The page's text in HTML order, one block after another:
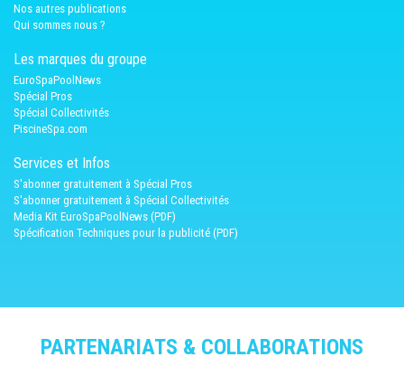
Nos autres publications
Qui sommes nous ?
Les marques du groupe
EuroSpaPoolNews
Spécial Pros
Spécial Collectivités
PiscineSpa.com
Services et Infos
S'abonner gratuitement à Spécial Pros
S'abonner gratuitement à Spécial Collectivités
Media Kit EuroSpaPoolNews (PDF)
Spécification Techniques pour la publicité (PDF)
PARTENARIATS & COLLABORATIONS